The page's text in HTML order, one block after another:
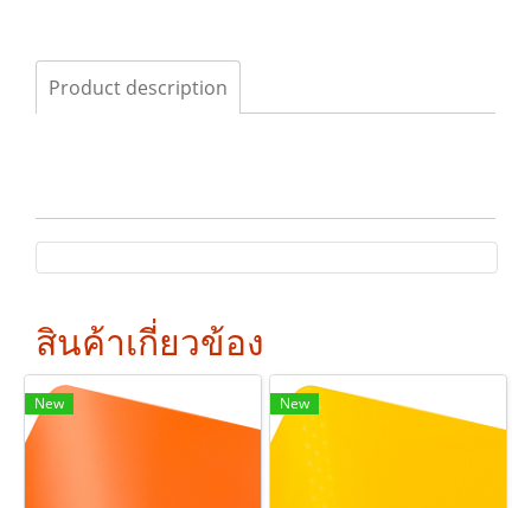
Product description
สินค้าเกี่ยวข้อง
New New